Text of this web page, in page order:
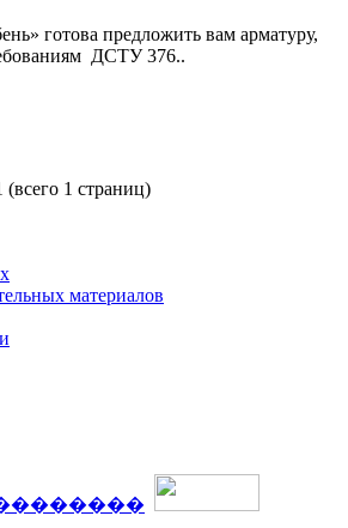
готова предложить вам арматуру,
ДСТУ 376..
(всего 1 страниц)
материалов